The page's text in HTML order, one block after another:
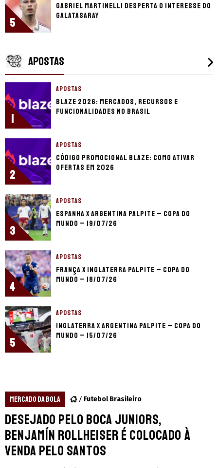
5
Gabriel Martinelli desperta o interesse do
Galatasaray
APOSTAS
1
APOSTAS
Blaze 2026: mercados, recursos e
funcionalidades no Brasil
2
APOSTAS
Código promocional Blaze: como ativar
ofertas em 2026
3
APOSTAS
Espanha x Argentina palpite – Copa do
Mundo – 19/07/26
4
APOSTAS
França x Inglaterra palpite – Copa do
Mundo – 18/07/26
5
APOSTAS
Inglaterra x Argentina palpite – Copa do
Mundo – 15/07/26
MERCADO DA BOLA Futebol Brasileiro
Desejado pelo Boca Juniors,
Benjamín Rollheiser é colocado à
venda pelo Santos